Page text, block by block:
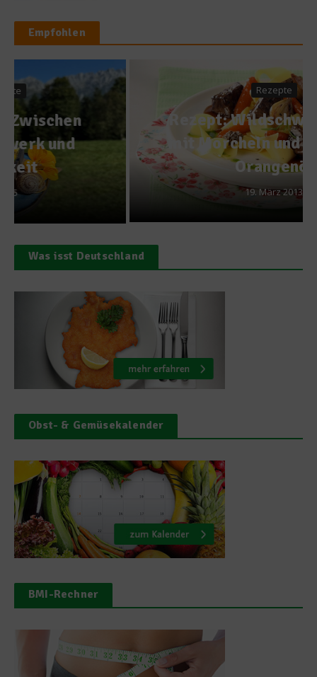
Empfohlen
Rezept: Wildschweinragout
mit Morcheln und Estragon-
Orangenöl
19. März 2013
Was isst Deutschland
Obst- & Gemüsekalender
BMI-Rechner